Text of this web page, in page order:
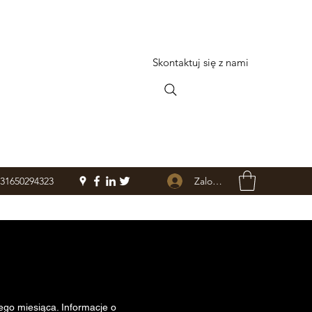
Skontaktuj się z nami
Zaloguj się
miesiąca. Informacje o